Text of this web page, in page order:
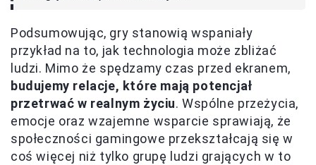
Podsumowując, gry stanowią wspaniały
przykład na to, jak technologia może zbliżać
ludzi. Mimo że spędzamy czas przed ekranem,
budujemy relacje, które mają potencjał
przetrwać w realnym życiu. Wspólne przeżycia,
emocje oraz wzajemne wsparcie sprawiają, że
społeczności gamingowe przekształcają się w
coś więcej niż tylko grupę ludzi grających w to